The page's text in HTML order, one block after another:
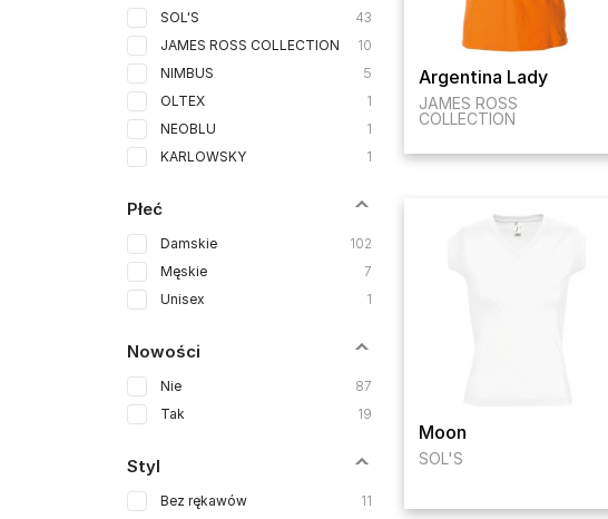
SOL'S
43
JAMES ROSS COLLECTION
10
NIMBUS
5
OLTEX
1
NEOBLU
1
KARLOWSKY
1
Płeć
Damskie
102
Męskie
7
Unisex
1
Nowości
Nie
87
Tak
19
Styl
Bez rękawów
11
Argentina Lady
JAMES ROSS
COLLECTION
Moon
SOL'S